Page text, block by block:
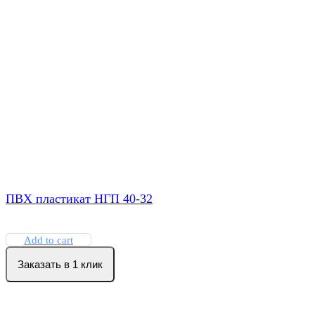
ПВХ пластикат НГП 40-32
Add to cart
Заказать в 1 клик